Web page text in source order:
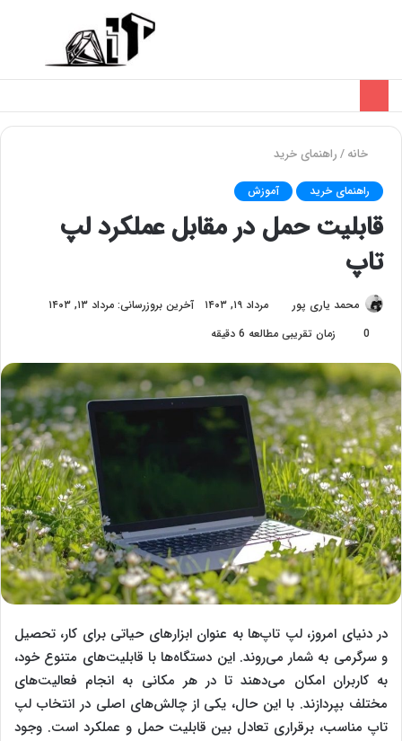
خانه/راهنمای خرید
راهنمای خرید آموزش
قابلیت حمل در مقابل عملکرد لپ
تاپ
محمد یاری پور مرداد ۱۹, ۱۴۰۳
آخرین بروزرسانی: مرداد ۱۳, ۱۴۰۳
0
زمان تقریبی مطالعه 6 دقیقه
در دنیای امروز، ‌‌‌لپ تاپ‌ها به عنوان ابزارهای حیاتی برای کار، تحصیل
و سرگرمی به شمار می‌روند. این دستگاه‌ها با قابلیت‌های متنوع خود،
به کاربران امکان می‌دهند تا در هر مکانی به انجام فعالیت‌های
مختلف بپردازند. با این حال، یکی از چالش‌های اصلی در انتخاب ‌‌‌لپ
تاپ مناسب، برقراری تعادل بین قابلیت حمل و عملکرد است. وجود